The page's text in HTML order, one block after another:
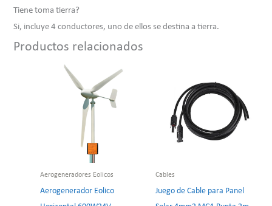
Tiene toma tierra?
Si, incluye 4 conductores, uno de ellos se destina a tierra.
Productos relacionados
Aerogeneradores Eolicos
Aerogenerador Eolico
Cables
Juego de Cable para Panel